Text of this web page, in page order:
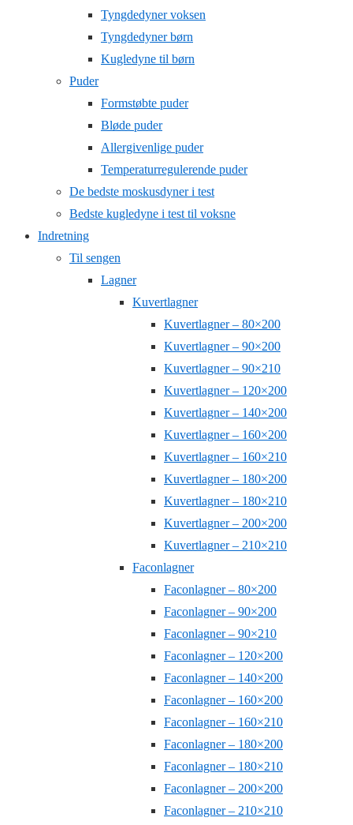
Tyngdedyner voksen
Tyngdedyner børn
Kugledyne til børn
Puder
Formstøbte puder
Bløde puder
Allergivenlige puder
Temperaturregulerende puder
De bedste moskusdyner i test
Bedste kugledyne i test til voksne
Indretning
Til sengen
Lagner
Kuvertlagner
Kuvertlagner – 80×200
Kuvertlagner – 90×200
Kuvertlagner – 90×210
Kuvertlagner – 120×200
Kuvertlagner – 140×200
Kuvertlagner – 160×200
Kuvertlagner – 160×210
Kuvertlagner – 180×200
Kuvertlagner – 180×210
Kuvertlagner – 200×200
Kuvertlagner – 210×210
Faconlagner
Faconlagner – 80×200
Faconlagner – 90×200
Faconlagner – 90×210
Faconlagner – 120×200
Faconlagner – 140×200
Faconlagner – 160×200
Faconlagner – 160×210
Faconlagner – 180×200
Faconlagner – 180×210
Faconlagner – 200×200
Faconlagner – 210×210